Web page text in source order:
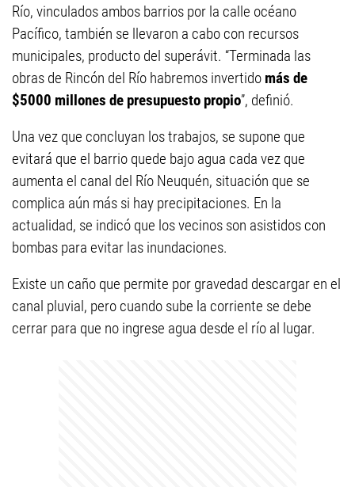
Río, vinculados ambos barrios por la calle océano
Pacífico, también se llevaron a cabo con recursos
municipales, producto del superávit. “Terminada las
obras de Rincón del Río habremos invertido más de
$5000 millones de presupuesto propio”, definió.
Una vez que concluyan los trabajos, se supone que
evitará que el barrio quede bajo agua cada vez que
aumenta el canal del Río Neuquén, situación que se
complica aún más si hay precipitaciones. En la
actualidad, se indicó que los vecinos son asistidos con
bombas para evitar las inundaciones.
Existe un caño que permite por gravedad descargar en el
canal pluvial, pero cuando sube la corriente se debe
cerrar para que no ingrese agua desde el río al lugar.